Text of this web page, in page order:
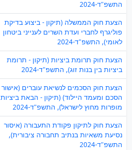
התשפ"ד-2024
הצעת חוק הממשלה (תיקון - ביצוע בדיקת
פוליגרף לחברי ועדת השרים לענייני ביטחון
לאומי), התשפ"ד-2024
הצעת חוק תרומת ביציות (תיקון - תרומת
ביציות בין בנות זוג), התשפ"ד-2024
הצעת חוק הסכמים לנשיאת עוברים (אישור
הסכם ומעמד היילוד) (תיקון - הבאת ביציות
מופרות מחוץ לישראל), התשפ"ד-2024
הצעת חוק לתיקון פקודת התעבורה (איסור
נסיעת משאיות בנתיב תחבורה ציבורית),
התשפ"ד-2024